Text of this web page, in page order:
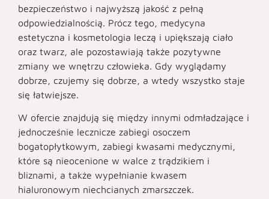
bezpieczeństwo i najwyższą jakość z pełną
odpowiedzialnością. Prócz tego, medycyna
estetyczna i kosmetologia leczą i upiększają ciało
oraz twarz, ale pozostawiają także pozytywne
zmiany we wnętrzu człowieka. Gdy wyglądamy
dobrze, czujemy się dobrze, a wtedy wszystko staje
się łatwiejsze.
W ofercie znajdują się między innymi odmładzające i
jednocześnie lecznicze zabiegi osoczem
bogatopłytkowym, zabiegi kwasami medycznymi,
które są nieocenione w walce z trądzikiem i
bliznami, a także wypełnianie kwasem
hialuronowym niechcianych zmarszczek.